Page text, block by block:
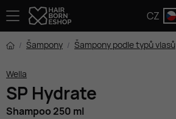
CZ
Šampony Šampony podle typů vlasů
Wella
SP Hydrate
Shampoo 250 ml